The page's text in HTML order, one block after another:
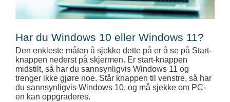
Har du Windows 10 eller Windows 11?
Den enkleste måten å sjekke dette på er å se på Start-
knappen nederst på skjermen. Er start-knappen
midstilt, så har du sannsynligvis Windows 11 og
trenger ikke gjøre noe. Står knappen til venstre, så har
du sannsynligvis Windows 10, og må sjekke om PC-
en kan oppgraderes.